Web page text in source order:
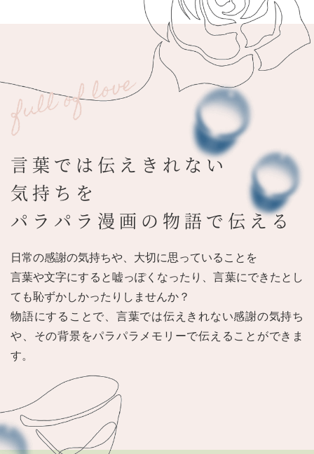
言葉では伝えきれない
気持ちを
パラパラ漫画の物語で伝える
日常の感謝の気持ちや、大切に思っていることを
言葉や文字にすると嘘っぽくなったり、言葉にできたとし
ても恥ずかしかったりしませんか？
物語にすることで、言葉では伝えきれない感謝の気持ち
や、その背景をパラパラメモリーで伝えることができま
す。